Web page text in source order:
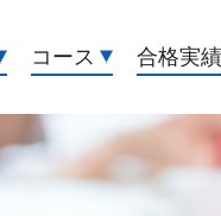
コース 合格実績